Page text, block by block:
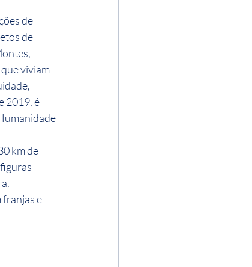
de
de
viviam
2019, é
km de
franjas e